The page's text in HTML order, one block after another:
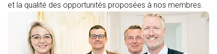
et la qualité des opportunités proposées à nos membres.